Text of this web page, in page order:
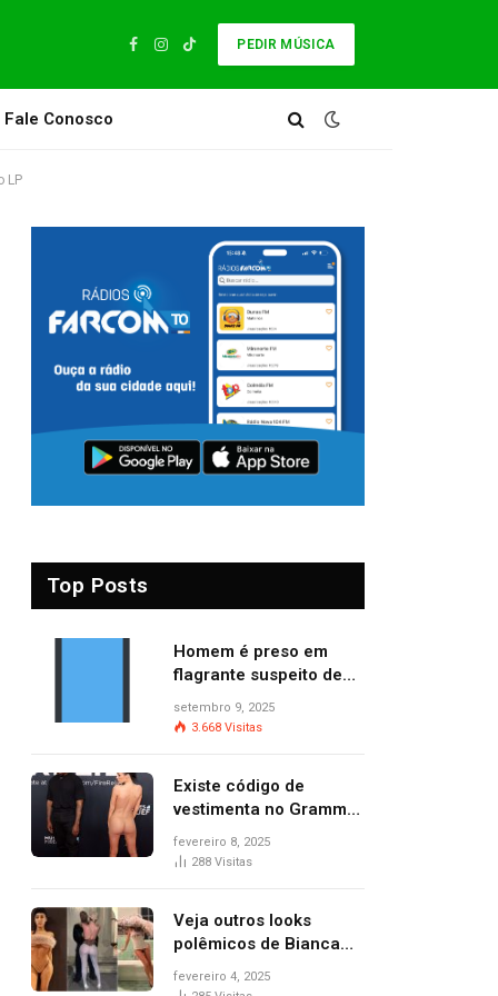
Facebook
Instagram
TikTok
PEDIR MÚSICA
Fale Conosco
LP
Top Posts
Homem é preso em
flagrante suspeito de
provocar dois incêndios
criminosos no mesmo
setembro 9, 2025
3.668 Visitas
Existe código de
vestimenta no Grammy?
Questionamento surgiu
após Bianca Censori,
premiação
fevereiro 8, 2025
288 Visitas
Veja outros looks
polêmicos de Bianca
Censori, esposa de
Kanye West que
fevereiro 4, 2025